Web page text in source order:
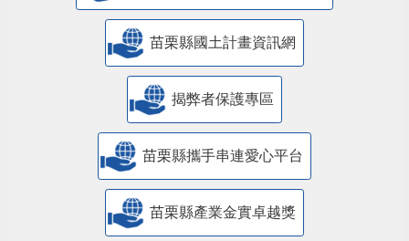
苗栗縣國土計畫資訊網
揭弊者保護專區
苗栗縣攜手串連愛心平台
苗栗縣產業金實卓越獎